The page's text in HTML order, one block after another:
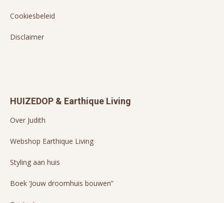
Cookiesbeleid
Disclaimer
HUIZEDOP & Earthique Living
Over Judith
Webshop Earthique Living
Styling aan huis
Boek ‘Jouw droomhuis bouwen”